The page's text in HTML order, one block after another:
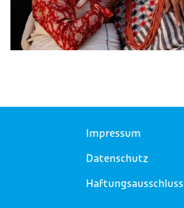
Impressum
Datenschutz
Haftungsausschluss